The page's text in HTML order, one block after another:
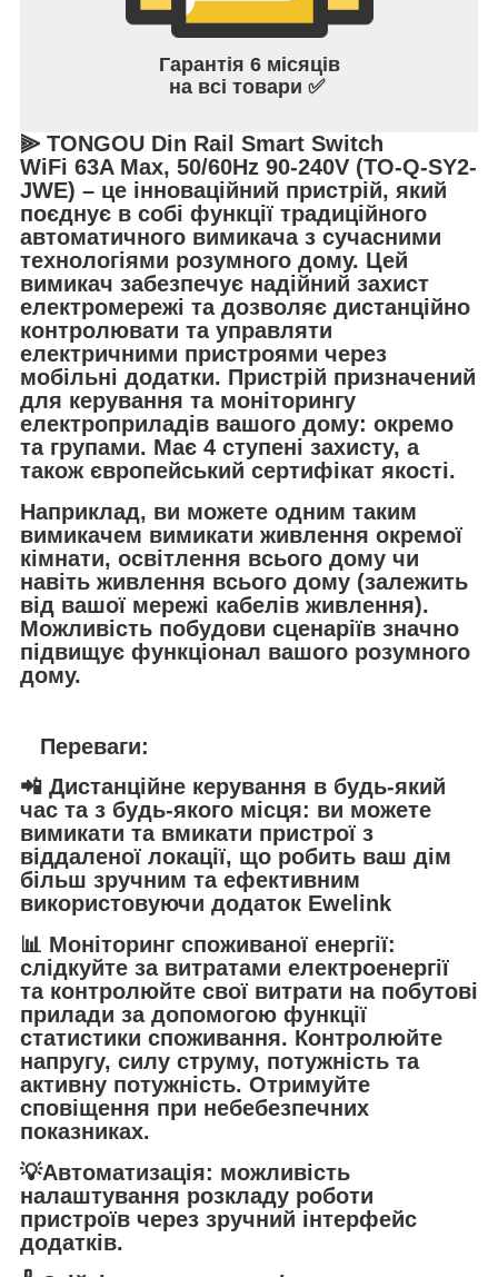
Гарантія 6 місяців
на всі товари ✅
⫸ TONGOU Din Rail Smart Switch
WiFi 63A Max, 50/60Hz 90-240V (TO-Q-SY2-
JWE) – це інноваційний пристрій, який
поєднує в собі функції традиційного
автоматичного вимикача з сучасними
технологіями розумного дому. Цей
вимикач забезпечує надійний захист
електромережі та дозволяє дистанційно
контролювати та управляти
електричними пристроями через
мобільні додатки. Пристрій призначений
для керування та моніторингу
електроприладів вашого дому: окремо
та групами. Має 4 ступені захисту, а
також європейський сертифікат якості.
Наприклад, ви можете одним таким
вимикачем вимикати живлення окремої
кімнати, освітлення всього дому чи
навіть живлення всього дому (залежить
від вашої мережі кабелів живлення).
Можливість побудови сценаріїв значно
підвищує функціонал вашого розумного
дому.
Переваги:
📲 Дистанційне керування в будь-який
час та з будь-якого місця: ви можете
вимикати та вмикати пристрої з
віддаленої локації, що робить ваш дім
більш зручним та ефективним
використовуючи додаток Ewelink
📊 Моніторинг споживаної енергії:
слідкуйте за витратами електроенергії
та контролюйте свої витрати на побутові
прилади за допомогою функції
статистики споживання. Контролюйте
напругу, силу струму, потужність та
активну потужність. Отримуйте
сповіщення при небебезпечних
показниках.
💡Автоматизація: можливість
налаштування розкладу роботи
пристроїв через зручний інтерфейс
додатків.